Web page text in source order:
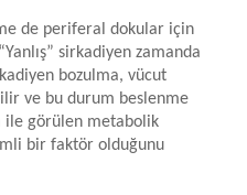
de periferal dokular için
sirkadiyen zamanda
bozulma, vücut
ve bu durum beslenme
ile görülen metabolik
bir faktör olduğunu